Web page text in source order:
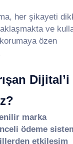
her şikayeti
ve
özen
marka
ödeme
etkileşim